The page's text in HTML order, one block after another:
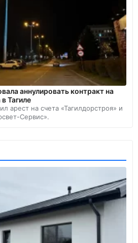
аннулировать контракт на
Тагиле
арест на счета «Тагилдорстроя» и
Сервис».